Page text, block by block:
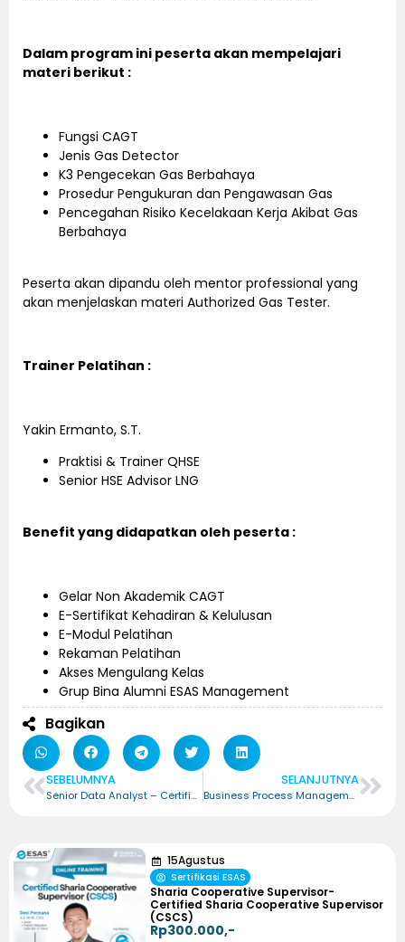
Dalam program ini peserta akan mempelajari
materi berikut :
Fungsi CAGT
Jenis Gas Detector
K3 Pengecekan Gas Berbahaya
Prosedur Pengukuran dan Pengawasan Gas
Pencegahan Risiko Kecelakaan Kerja Akibat Gas
Berbahaya
Peserta akan dipandu oleh mentor professional yang
akan menjelaskan materi Authorized Gas Tester.
Trainer Pelatihan :
Yakin Ermanto, S.T.
Praktisi & Trainer QHSE
Senior HSE Advisor LNG
Benefit yang didapatkan oleh peserta :
Gelar Non Akademik CAGT
E-Sertifikat Kehadiran & Kelulusan
E-Modul Pelatihan
Rekaman Pelatihan
Akses Mengulang Kelas
Grup Bina Alumni ESAS Management
Bagikan
SEBELUMNYA
Senior Data Analyst – Certified Senior Data Analyst (CSDA)
SELANJUTNYA
Business Process Management Associate – Certified Business Process Management Associate (CBPMA)
15Agustus
Sertifikasi ESAS
Sharia Cooperative Supervisor-
Certified Sharia Cooperative Supervisor
(CSCS)
Rp300.000,-